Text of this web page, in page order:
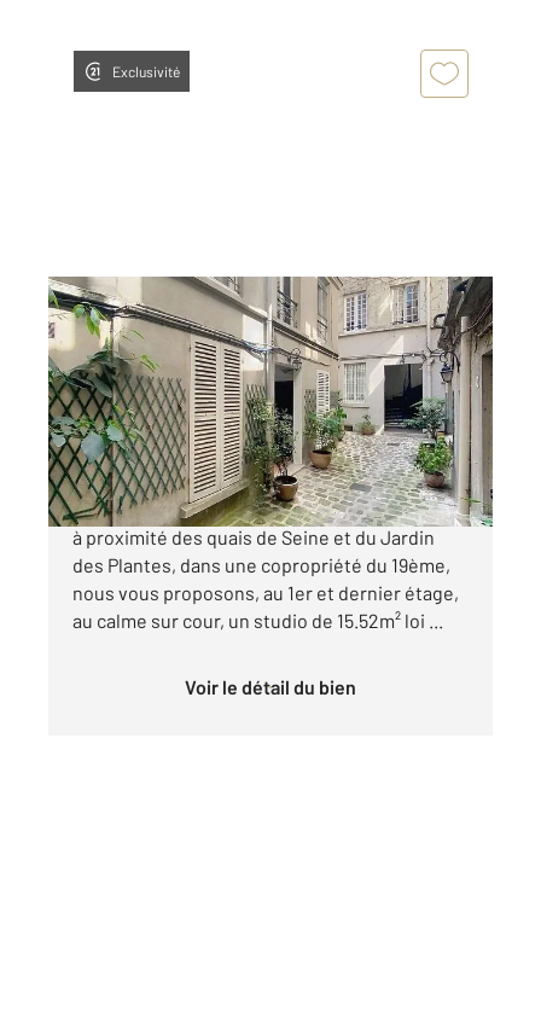
Exclusivité
PARIS 75005
15,52 m , 1 pièce
Ref : 28247
Appartement Studio à vendre
180 000 €
Quartier Saint-Victor, rue du Cardinal Lemoine,
à proximité des quais de Seine et du Jardin
des Plantes, dans une copropriété du 19ème,
nous vous proposons, au 1er et dernier étage,
au calme sur cour, un studio de 15.52m² loi ...
Voir le détail du bien